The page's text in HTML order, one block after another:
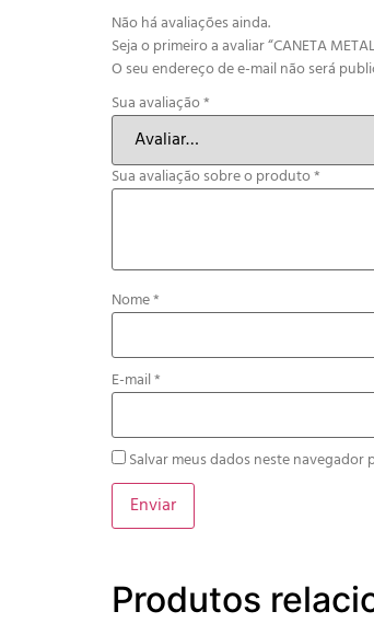
Não há avaliações ainda.
Seja o primeiro a avaliar “CANETA
O seu endereço de e-mail não será
Sua avaliação*
Sua avaliação sobre o produto*
Nome*
E-mail*
Salvar meus dados neste
Produtos